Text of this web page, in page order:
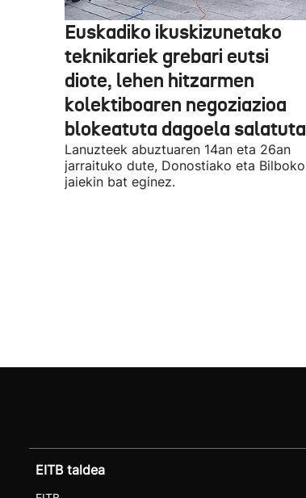
Euskadiko ikuskizunetako
teknikariek grebari eutsi
diote, lehen hitzarmen
kolektiboaren negoziazioa
blokeatuta dagoela salatuta
Lanuzteek abuztuaren 14an eta 26an
jarraituko dute, Donostiako eta Bilboko
jaiekin bat eginez.
EITB taldea